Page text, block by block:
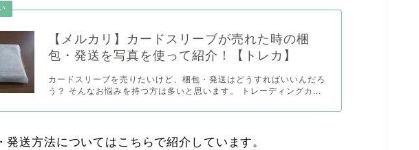
【メルカリ】カードスリーブが売れた時の梱
包・発送を写真を使って紹介！【トレカ】
カードスリーブを売りたいけど、梱包・発送はどうすればいいんだろ
う？ そんなお悩みを持つ方は多いと思います。 トレーディングカ...
発送方法についてはこちらで紹介しています。